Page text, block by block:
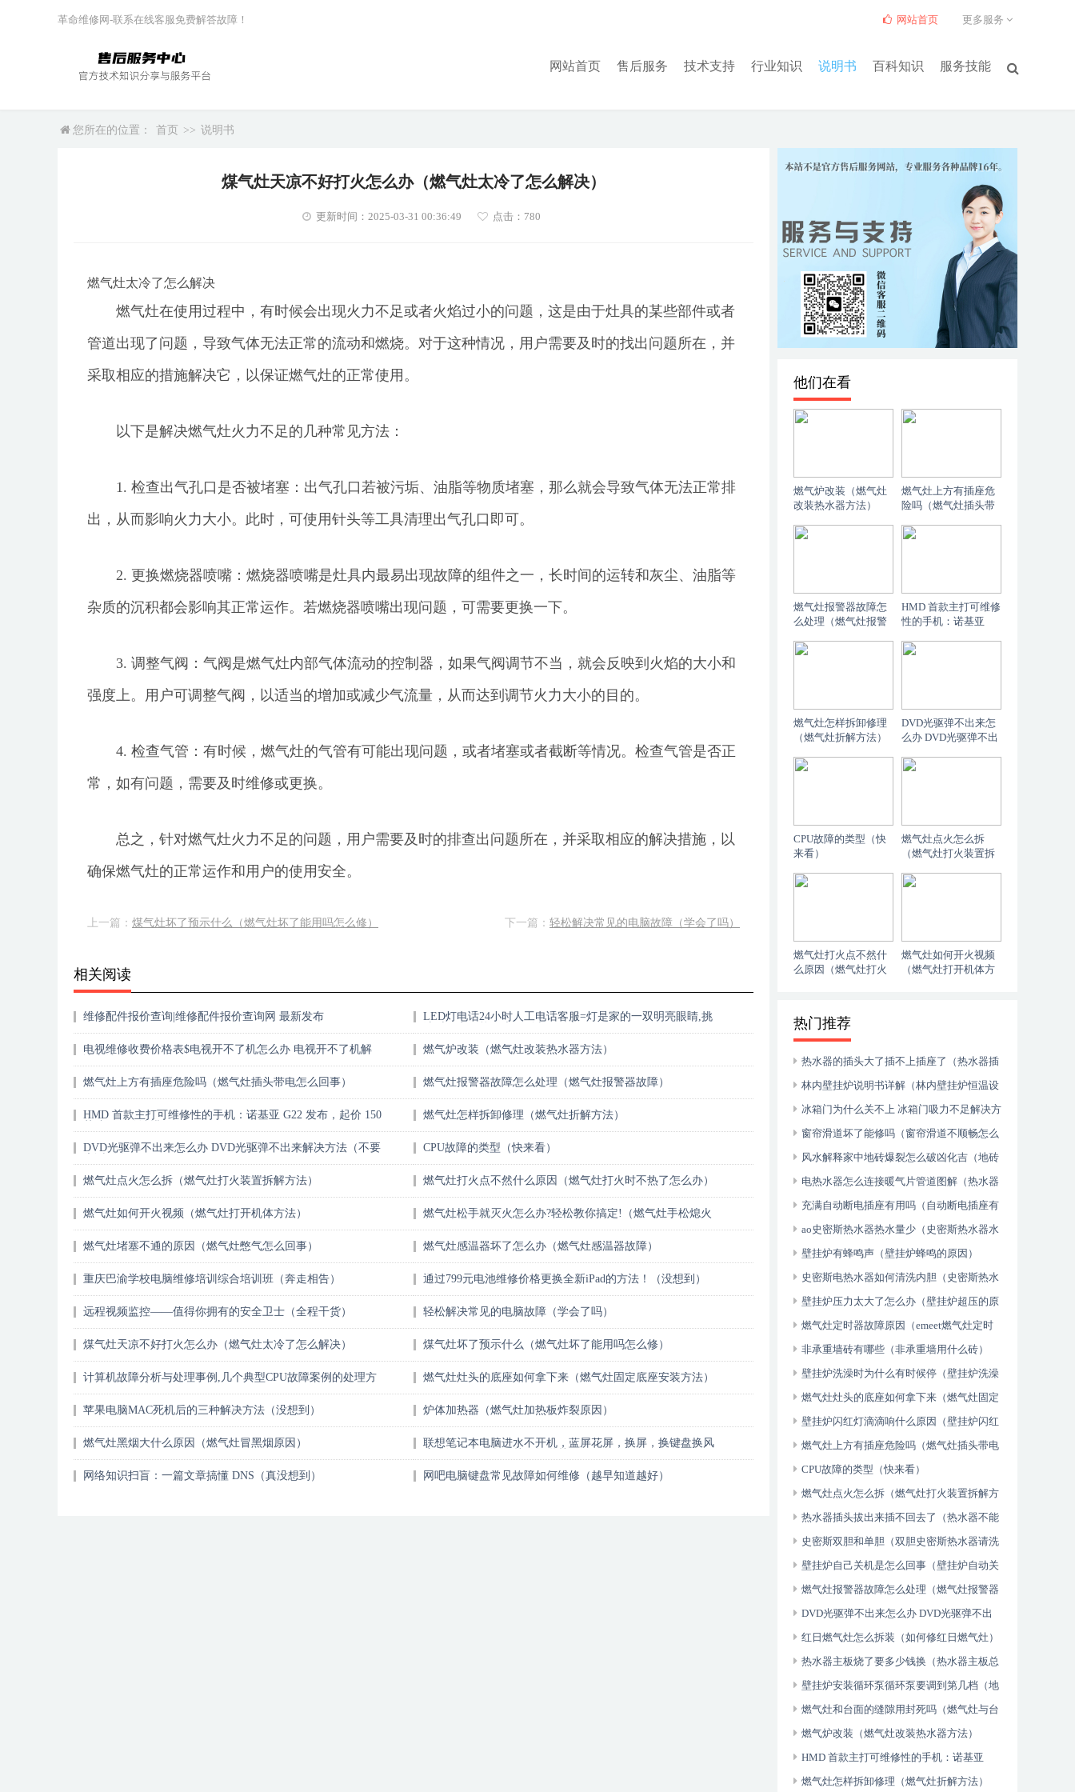
网站首页 售后服务 技术支持 行业知识 说明书 百科知识 服务技能
网站首页 更多服务
革命维修网-联系在线客服免费解答故障！
您所在的位置： 首页 >> 说明书
煤气灶天凉不好打火怎么办（燃气灶太冷了怎么解决）
更新时间：2025-03-31 00:36:49 点击：780
燃气灶太冷了怎么解决
燃气灶在使用过程中，有时候会出现火力不足或者火焰过小的问题，这是由于灶具的某些部件或者
管道出现了问题，导致气体无法正常的流动和燃烧。对于这种情况，用户需要及时的找出问题所在，并
采取相应的措施解决它，以保证燃气灶的正常使用。
以下是解决燃气灶火力不足的几种常见方法：
1. 检查出气孔口是否被堵塞：出气孔口若被污垢、油脂等物质堵塞，那么就会导致气体无法正常排
出，从而影响火力大小。此时，可使用针头等工具清理出气孔口即可。
2. 更换燃烧器喷嘴：燃烧器喷嘴是灶具内最易出现故障的组件之一，长时间的运转和灰尘、油脂等
杂质的沉积都会影响其正常运作。若燃烧器喷嘴出现问题，可需要更换一下。
3. 调整气阀：气阀是燃气灶内部气体流动的控制器，如果气阀调节不当，就会反映到火焰的大小和
强度上。用户可调整气阀，以适当的增加或减少气流量，从而达到调节火力大小的目的。
4. 检查气管：有时候，燃气灶的气管有可能出现问题，或者堵塞或者截断等情况。检查气管是否正
常，如有问题，需要及时维修或更换。
总之，针对燃气灶火力不足的问题，用户需要及时的排查出问题所在，并采取相应的解决措施，以
确保燃气灶的正常运作和用户的使用安全。
上一篇： 煤气灶坏了预示什么（燃气灶坏了能用吗怎么修） 下一篇： 轻松解决常见的电脑故障（学会了吗）
相关阅读
维修配件报价查询|维修配件报价查询网 最新发布
LED灯电话24小时人工电话客服=灯是家的一双明亮眼睛,挑
电视维修收费价格表$电视开不了机怎么办 电视开不了机解
燃气炉改装（燃气灶改装热水器方法）
燃气灶上方有插座危险吗（燃气灶插头带电怎么回事） 燃气灶报警器故障怎么处理（燃气灶报警器故障）
HMD 首款主打可维修性的手机：诺基亚 G22 发布，起价 150
燃气灶怎样拆卸修理（燃气灶折解方法）
DVD光驱弹不出来怎么办 DVD光驱弹不出来解决方法（不要
CPU故障的类型（快来看）
燃气灶点火怎么拆（燃气灶打火装置拆解方法） 燃气灶打火点不然什么原因（燃气灶打火时不热了怎么办）
燃气灶如何开火视频（燃气灶打开机体方法）
燃气灶松手就灭火怎么办?轻松教你搞定!（燃气灶手松熄火
燃气灶堵塞不通的原因（燃气灶憋气怎么回事）
燃气灶感温器坏了怎么办（燃气灶感温器故障）
重庆巴渝学校电脑维修培训综合培训班（奔走相告） 通过799元电池维修价格更换全新iPad的方法！（没想到）
远程视频监控——值得你拥有的安全卫士（全程干货） 轻松解决常见的电脑故障（学会了吗）
煤气灶天凉不好打火怎么办（燃气灶太冷了怎么解决） 煤气灶坏了预示什么（燃气灶坏了能用吗怎么修）
计算机故障分析与处理事例,几个典型CPU故障案例的处理方
燃气灶灶头的底座如何拿下来（燃气灶固定底座安装方法）
苹果电脑MAC死机后的三种解决方法（没想到） 炉体加热器（燃气灶加热板炸裂原因）
燃气灶黑烟大什么原因（燃气灶冒黑烟原因）
联想笔记本电脑进水不开机，蓝屏花屏，换屏，换键盘换风
网络知识扫盲：一篇文章搞懂 DNS（真没想到）
网吧电脑键盘常见故障如何维修（越早知道越好）
他们在看
燃气炉改装（燃气灶
改装热水器方法）
燃气灶上方有插座危
险吗（燃气灶插头带
燃气灶报警器故障怎
么处理（燃气灶报警
HMD 首款主打可维修
性的手机：诺基亚
英镑（一篇读懂）
燃气灶怎样拆卸修理
（燃气灶折解方法）
DVD光驱弹不出来怎
么办 DVD光驱弹不出
诉别人）
CPU故障的类型（快
来看）
燃气灶点火怎么拆
（燃气灶打火装置拆
燃气灶打火点不然什
么原因（燃气灶打火
燃气灶如何开火视频
（燃气灶打开机体方
热门推荐
热水器的插头大了插不上插座了（热水器插
头太大怎么办）
林内壁挂炉说明书详解（林内壁挂炉恒温设
置方法）
冰箱门为什么关不上 冰箱门吸力不足解决方
法（全程干货）
窗帘滑道坏了能修吗（窗帘滑道不顺畅怎么
办）风水解释家中地砖爆裂怎么破凶化吉（地砖
爆裂如何处理）
电热水器怎么连接暖气片管道图解（热水器
连接暖气片方法）
充满自动断电插座有用吗（自动断电插座有
用吗）
ao史密斯热水器热水量少（史密斯热水器水
少什么原因）
壁挂炉有蜂鸣声（壁挂炉蜂鸣的原因）
史密斯电热水器如何清洗内胆（史密斯热水
器内胆打开方法）
壁挂炉压力太大了怎么办（壁挂炉超压的原
因）
燃气灶定时器故障原因（emeet燃气灶定时
故障）
非承重墙砖有哪些（非承重墙用什么砖）
壁挂炉洗澡时为什么有时候停（壁挂炉洗澡
断火怎么回事）
燃气灶灶头的底座如何拿下来（燃气灶固定
底座安装方法）
壁挂炉闪红灯滴滴响什么原因（壁挂炉闪红
故障）
燃气灶上方有插座危险吗（燃气灶插头带电
怎么回事）
CPU故障的类型（快来看）
燃气灶点火怎么拆（燃气灶打火装置拆解方
法）
热水器插头拔出来插不回去了（热水器不能
拔插头怎么回事）
史密斯双胆和单胆（双胆史密斯热水器请洗
方法）
壁挂炉自己关机是怎么回事（壁挂炉自动关
机原因）
燃气灶报警器故障怎么处理（燃气灶报警器
故障）
DVD光驱弹不出来怎么办 DVD光驱弹不出
来解决方法（不要告诉别人）
红日燃气灶怎么拆装（如何修红日燃气灶）
热水器主板烧了要多少钱换（热水器主板总
是烧坏怎么办）
壁挂炉安装循环泵循环泵要调到第几档（地
暖壁挂炉循环泵安装方法）
燃气灶和台面的缝隙用封死吗（燃气灶与台
面怎么处理）
燃气炉改装（燃气灶改装热水器方法）
HMD 首款主打可维修性的手机：诺基亚
G22 发布，起价 150 英镑（一篇读懂）
燃气灶怎样拆卸修理（燃气灶折解方法）